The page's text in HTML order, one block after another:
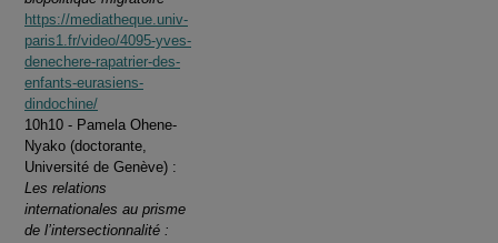
https://mediatheque.univ-
paris1.fr/video/4095-yves-
denechere-rapatrier-des-
enfants-eurasiens-
dindochine/
10h10 - Pamela Ohene-
Nyako (doctorante,
Université de Genève) :
Les relations
internationales au prisme
de l’intersectionnalité :